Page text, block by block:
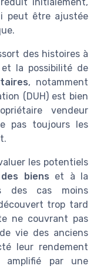
peut être ajustée
des histoires à
la possibilité de
, notamment
(DUH) est bien
vendeur
pas toujours les
les potentiels
biens et à la
des cas moins
trop tard
ne couvrant pas
vie des anciens
leur rendement
amplifié par une